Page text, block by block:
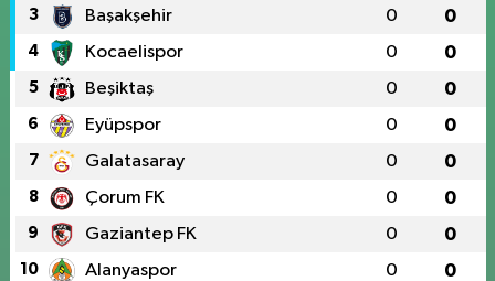
3 Başakşehir 0 0
4 Kocaelispor 0 0
5 Beşiktaş 0 0
6 Eyüpspor 0 0
7 Galatasaray 0 0
8 Çorum FK 0 0
9 Gaziantep FK 0 0
10 Alanyaspor 0 0